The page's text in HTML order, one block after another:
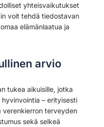
yhteisvaikutukset
voit tehdä tiedostavan
elämänlaatua ja
arvio
tukea aikuisille, jotka
– erityisesti
verenkierron terveyden
sekä selkeä